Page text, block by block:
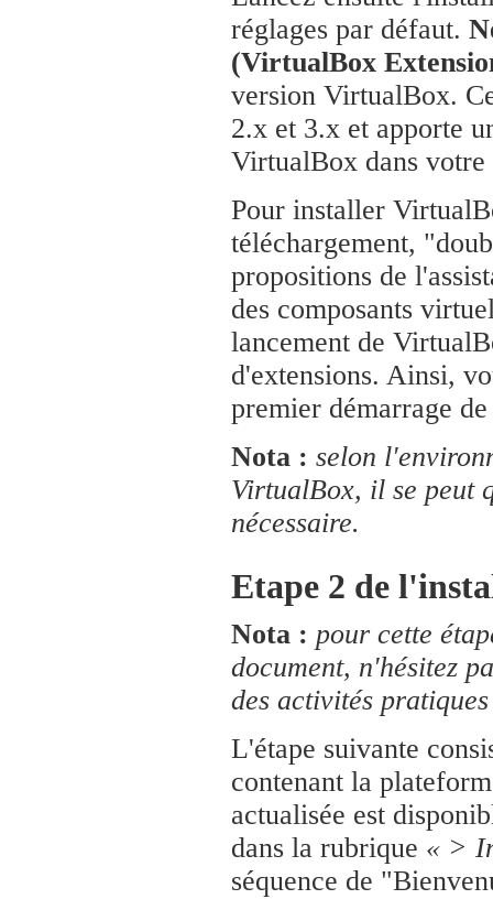
réglages par défaut.
(VirtualBox
version VirtualBox.
2.x et 3.x et apporte
VirtualBox dans votre
Pour installer
téléchargement,
propositions de
des composants
lancement de
d'extensions. Ainsi,
premier démarrage
Nota : selon
VirtualBox, il se peut
nécessaire.
Etape 2 de
Nota : pour cette
document, n'hésitez
des activités
L'étape suivante
contenant la
actualisée est
dans la rubrique « >
séquence de